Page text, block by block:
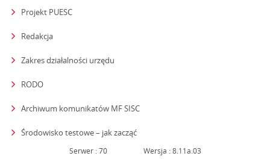
Projekt PUESC
Redakcja
Zakres działalności urzędu
RODO
Archiwum komunikatów MF SISC
Środowisko testowe – jak zacząćstrona otwiera się w nowym oknie
Serwer : 70 Wersja : 8.11a.03